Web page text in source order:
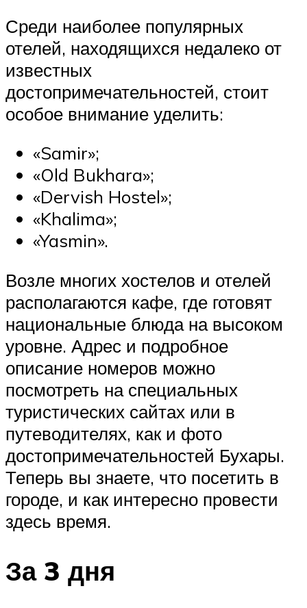
Среди наиболее популярных
отелей, находящихся недалеко от
известных
достопримечательностей, стоит
особое внимание уделить:
«Samir»;
«Old Bukhara»;
«Dervish Hostel»;
«Khalima»;
«Yasmin».
Возле многих хостелов и отелей
располагаются кафе, где готовят
национальные блюда на высоком
уровне. Адрес и подробное
описание номеров можно
посмотреть на специальных
туристических сайтах или в
путеводителях, как и фото
достопримечательностей Бухары.
Теперь вы знаете, что посетить в
городе, и как интересно провести
здесь время.
За 3 дня